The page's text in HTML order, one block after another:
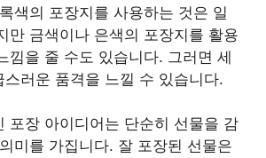
색의 포장지를 사용하는 것은 일
만 금색이나 은색의 포장지를 활용
낌을 줄 수도 있습니다. 그러면 세
스러운 품격을 느낄 수 있습니다.
포장 아이디어는 단순히 선물을 감
미를 가집니다. 잘 포장된 선물은